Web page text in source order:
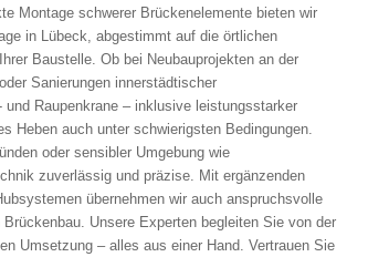
Montage schwerer Brückenelemente bieten wir
in Lübeck, abgestimmt auf die örtlichen
Baustelle. Ob bei Neubauprojekten an der
Sanierungen innerstädtischer
Raupenkrane – inklusive leistungsstarker
Heben auch unter schwierigsten Bedingungen.
oder sensibler Umgebung wie
zuverlässig und präzise. Mit ergänzenden
übernehmen wir auch anspruchsvolle
Unsere Experten begleiten Sie von der
Umsetzung – alles aus einer Hand. Vertrauen Sie